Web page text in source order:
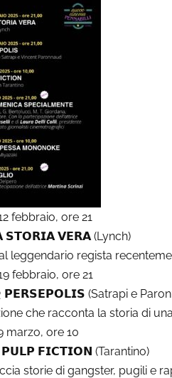
febbraio, ore 21
𝗦𝗧𝗢𝗥𝗜𝗔 𝗩𝗘𝗥𝗔 (Lynch)
leggendario regista
febbraio, ore 21
𝗣𝗘𝗥𝗦𝗘𝗣𝗢𝗟𝗜𝗦 (Satrapi e
che racconta la storia di
marzo, ore 10
𝗣𝗨𝗟𝗣 𝗙𝗜𝗖𝗧𝗜𝗢𝗡 (Tarantino)
storie di gangster, pugili e